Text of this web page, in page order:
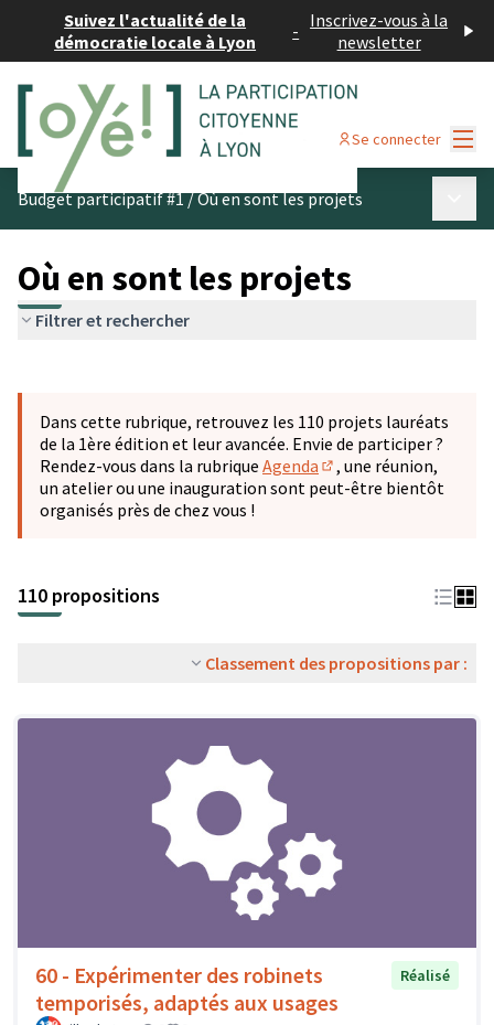
Suivez l'actualité de la
démocratie locale à Lyon
- Inscrivez-vous à la
newsletter
Se connecter
Budget participatif #1/Où en sont les projets
Où en sont les projets
Filtrer et rechercher
−
Dans cette rubrique, retrouvez les 110 projets lauréats
de la 1ère édition et leur avancée. Envie de participer ?
Rendez-vous dans la rubrique Agenda
(S'ouvre dans un
, une réunion,
un atelier ou une inauguration sont peut-être bientôt
organisés près de chez vous !
110 propositions
Classement des propositions par :
60 - Expérimenter des robinets
temporisés, adaptés aux usages
Réalisé